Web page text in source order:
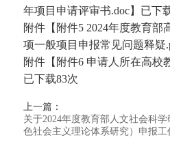
年项目申请评审书.doc】已下
附件【 附件5 2024年度教育部
项一般项目申报常见问题释疑
附件【 附件6 申请人所在高校
已下载83次
上一篇：
关于2024年度教育部人文社会科
色社会主义理论体系研究）申报工